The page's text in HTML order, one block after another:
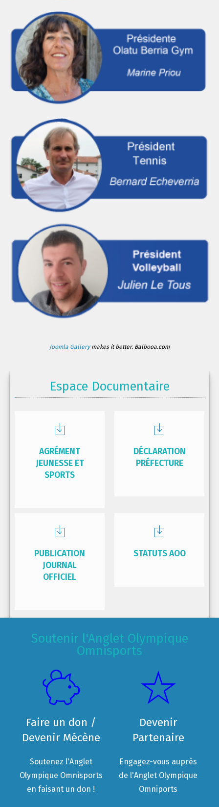
Joomla Gallerymakes it better. Balbooa.com
Espace Documentaire
AGRÉMENT
JEUNESSE ET
SPORTS
DÉCLARATION
PRÉFECTURE
PUBLICATION
JOURNAL
OFFICIEL
STATUTS AOO
Soutenir l'Anglet Olympique
Omnisports
Faire un don /
Devenir Mécène
Soutenez l'Anglet
Olympique Omnisports
en faisant un don !
Devenir
Partenaire
Engagez-vous auprès
de l'Anglet Olympique
Omniports